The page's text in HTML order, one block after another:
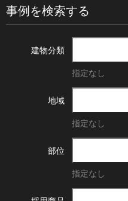
事例を検索する
建物分類
指定なし
地域
指定なし
部位
指定なし